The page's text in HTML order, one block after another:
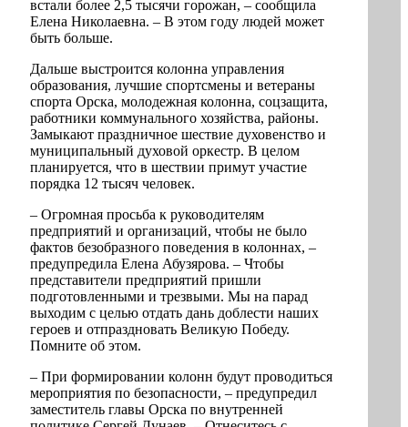
встали более 2,5 тысячи горожан, – сообщила
Елена Николаевна. – В этом году людей может
быть больше.
Дальше выстроится колонна управления
образования, лучшие спортсмены и ветераны
спорта Орска, молодежная колонна, соцзащита,
работники коммунального хозяйства, районы.
Замыкают праздничное шествие духовенство и
муниципальный духовой оркестр. В целом
планируется, что в шествии примут участие
порядка 12 тысяч человек.
– Огромная просьба к руководителям
предприятий и организаций, чтобы не было
фактов безобразного поведения в колоннах, –
предупредила Елена Абузярова. – Чтобы
представители предприятий пришли
подготовленными и трезвыми. Мы на парад
выходим с целью отдать дань доблести наших
героев и отпраздновать Великую Победу.
Помните об этом.
– При формировании колонн будут проводиться
мероприятия по безопасности, – предупредил
заместитель главы Орска по внутренней